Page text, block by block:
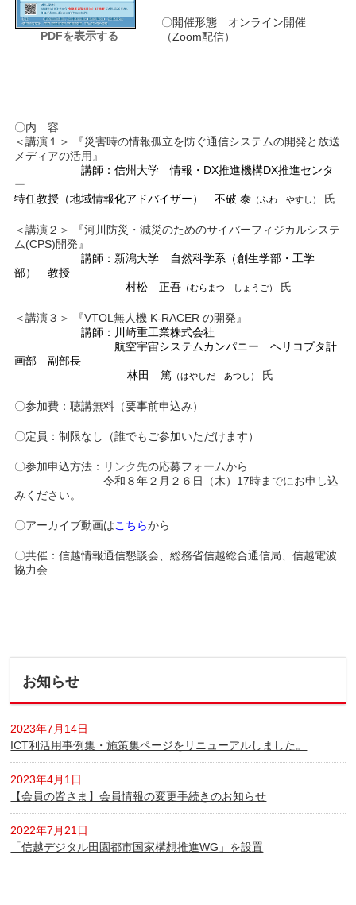
PDFを表示する
〇開催形態 オンライン開催
（Zoom配信）
〇内 容
＜講演１＞ 『災害時の情報孤立を防ぐ通信システムの開発と放送
メディアの活用』
＿＿＿＿＿＿講師：信州大学 情報・DX推進機構DX推進センタ
ー
特任教授（地域情報化アドバイザー） 不破 泰 （ふわ やすし） 氏
＜講演２＞ 『河川防災・減災のためのサイバーフィジカルシステ
ム(CPS)開発』
＿＿＿＿＿＿講師：新潟大学 自然科学系（創生学部・工学
部） 教授
村松 正吾 （むらまつ しょうご） 氏
＜講演３＞ 『VTOL無人機 K-RACER の開発』
＿＿＿＿＿＿講師：川崎重工業株式会社
＿＿＿＿＿＿＿＿＿航空宇宙システムカンパニー ヘリコプタ計
画部 副部長
林田 篤 （はやしだ あつし） 氏
〇参加費：聴講無料（要事前申込み）
〇定員：制限なし（誰でもご参加いただけます）
〇参加申込方法： リンク先の応募フォームから
＿＿＿＿＿＿＿＿令和８年２月２６日（木）17時までにお申し込
みください。
〇アーカイブ動画はこちらから
〇共催：信越情報通信懇談会、総務省信越総合通信局、信越電波
協力会
お知らせ
2023年7月14日
ICT利活用事例集・施策集ページをリニューアルしました。
2023年4月1日
【会員の皆さま】会員情報の変更手続きのお知らせ
2022年7月21日
「信越デジタル田園都市国家構想推進WG」を設置